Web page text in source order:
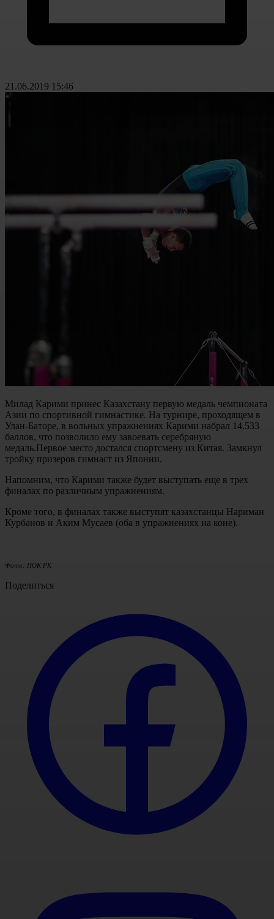
21.06.2019 15:46
Милад Карими принес Казахстану первую медаль чемпионата
Азии по спортивной гимнастике. На турнире, проходящем в
Улан-Баторе, в вольных упражнениях Карими набрал 14.533
баллов, что позволило ему завоевать серебряную
медаль.Первое место достался спортсмену из Китая. Замкнул
тройку призеров гимнаст из Японии.
Напомним, что Карими также будет выступать еще в трех
финалах по различным упражнениям.
Кроме того, в финалах также выступят казахстанцы Нариман
Курбанов и Аким Мусаев (оба в упражнениях на коне).
Фото: НОК РК
Поделиться